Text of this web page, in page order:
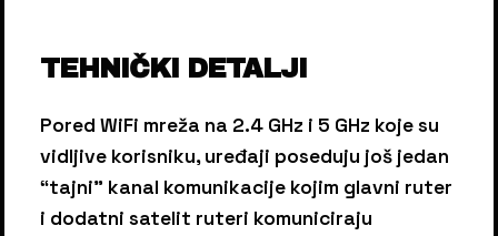
TEHNIČKI DETALJI
Pored WiFi mreža na 2.4 GHz i 5 GHz koje su
vidljive korisniku, uređaji poseduju još jedan
“tajni” kanal komunikacije kojim glavni ruter
i dodatni satelit ruteri komuniciraju